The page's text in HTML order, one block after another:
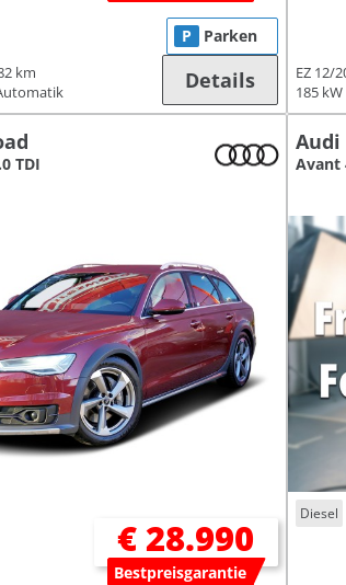
km
P Parken
Details
EZ 12/
185 kW
TDI
€ 28.990
Bestpreisgarantie
Audi
Avant
Diesel